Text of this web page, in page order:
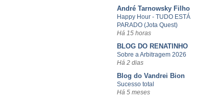
André Tarnowsky Filho
Happy Hour - TUDO ESTÁ
PARADO (Jota Quest)
Há 15 horas
BLOG DO RENATINHO
Sobre a Arbitragem 2026
Há 2 dias
Blog do Vandrei Bion
Sucesso total
Há 5 meses